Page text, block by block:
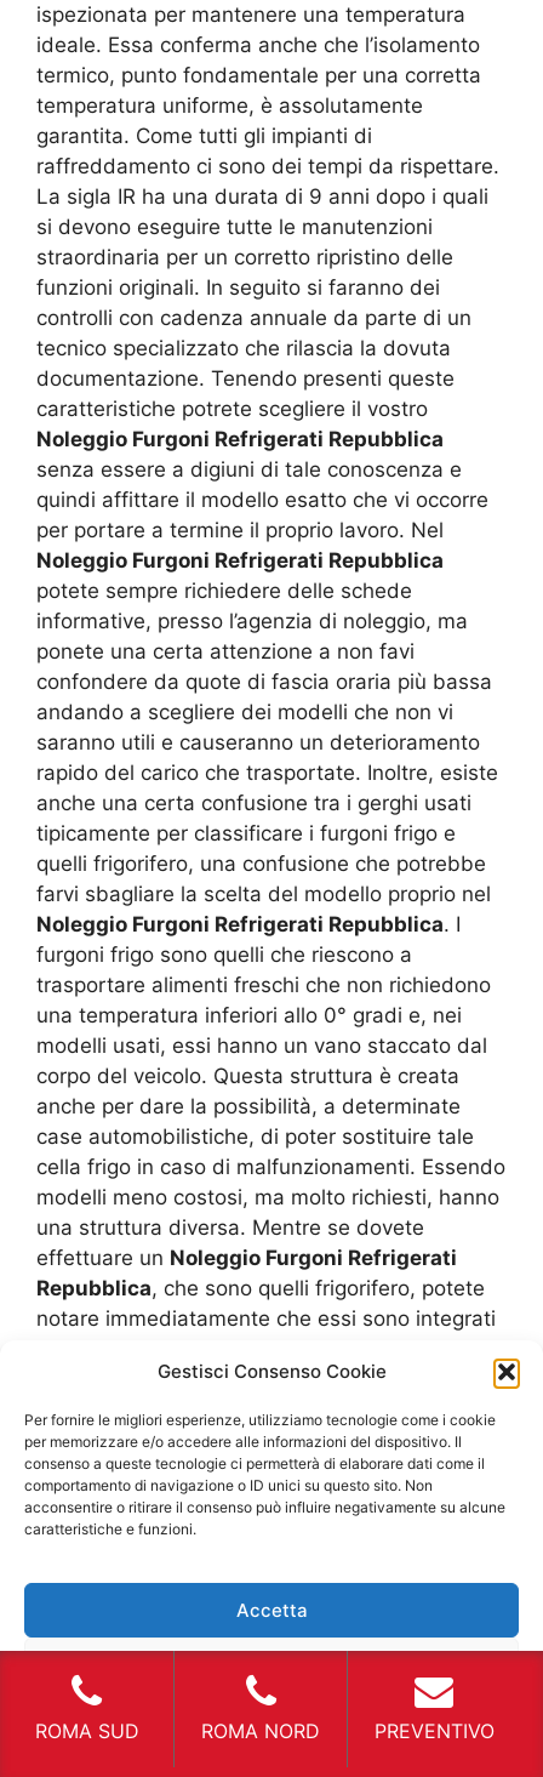
Gestisci Consenso Cookie
Per fornire le migliori esperienze, utilizziamo tecnologie come i cookie
per memorizzare e/o accedere alle informazioni del dispositivo. Il
consenso a queste tecnologie ci permetterà di elaborare dati come il
comportamento di navigazione o ID unici su questo sito. Non
acconsentire o ritirare il consenso può influire negativamente su alcune
caratteristiche e funzioni.
Accetta
Visualizza le preferenze
ispezionata per mantenere una temperatura
ideale. Essa conferma anche che l’isolamento
termico, punto fondamentale per una corretta
temperatura uniforme, è assolutamente
garantita. Come tutti gli impianti di
raffreddamento ci sono dei tempi da rispettare.
La sigla IR ha una durata di 9 anni dopo i quali
si devono eseguire tutte le manutenzioni
straordinaria per un corretto ripristino delle
funzioni originali. In seguito si faranno dei
controlli con cadenza annuale da parte di un
tecnico specializzato che rilascia la dovuta
documentazione. Tenendo presenti queste
caratteristiche potrete scegliere il vostro
Noleggio Furgoni Refrigerati Repubblica
senza essere a digiuni di tale conoscenza e
quindi affittare il modello esatto che vi occorre
per portare a termine il proprio lavoro. Nel
Noleggio Furgoni Refrigerati Repubblica
potete sempre richiedere delle schede
informative, presso l’agenzia di noleggio, ma
ponete una certa attenzione a non favi
confondere da quote di fascia oraria più bassa
andando a scegliere dei modelli che non vi
saranno utili e causeranno un deterioramento
rapido del carico che trasportate. Inoltre, esiste
anche una certa confusione tra i gerghi usati
tipicamente per classificare i furgoni frigo e
quelli frigorifero, una confusione che potrebbe
farvi sbagliare la scelta del modello proprio nel
Noleggio Furgoni Refrigerati Repubblica. I
furgoni frigo sono quelli che riescono a
trasportare alimenti freschi che non richiedono
una temperatura inferiori allo 0° gradi e, nei
modelli usati, essi hanno un vano staccato dal
corpo del veicolo. Questa struttura è creata
anche per dare la possibilità, a determinate
case automobilistiche, di poter sostituire tale
cella frigo in caso di malfunzionamenti. Essendo
modelli meno costosi, ma molto richiesti, hanno
una struttura diversa. Mentre se dovete
effettuare un Noleggio Furgoni Refrigerati
Repubblica, che sono quelli frigorifero, potete
notare immediatamente che essi sono integrati
una line di design, maggiormente armonica, ma
offrono temperature sotto lo 0° gradi. Essi sono
costruiti integrati nel veicolo poiché la loro
struttura di raffreddamento richiede una forza
del motore refrigerante maggiore che viene
unito al motore stesso, quindi si ha una valida
Noleggio Furgoni Refrigerati Repubblica
rotture improvvise I problemi che si presentano
spesso in queste tipologie di furgoni refrigeranti,
sono quelli che interessano le tubazioni per la
modifica della temperatura. Sintetizzando
possiamo dire che si tratta di un impianto
ROMA SUD ROMA NORD PREVENTIVO